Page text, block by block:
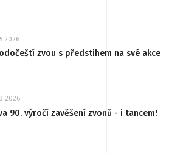
2026
zvou s předstihem na své akce
2026
90. výročí zavěšení zvonů - i tancem!